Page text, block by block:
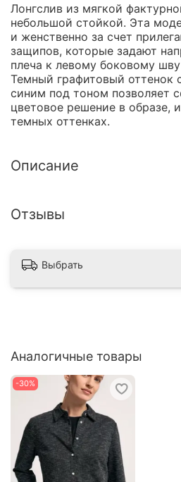
Лонгслив из мягкой
небольшой стойкой. Эта
и женственно за счет
защипов, которые задают
плеча к левому боковому
Темный графитовый оттенок
синим под тоном позволяет
цветовое решение в образе,
темных оттенках.
Описание
Отзывы
Выбрать
Аналогичные товары
-30%